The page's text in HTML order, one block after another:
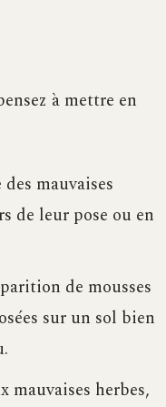
à mettre en
mauvaises
de leur pose ou en
de mousses
sur un sol bien
herbes,